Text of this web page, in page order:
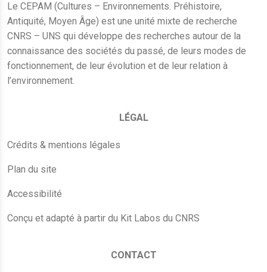
Le CEPAM (Cultures – Environnements. Préhistoire,
Antiquité, Moyen Âge) est une unité mixte de recherche
CNRS – UNS qui développe des recherches autour de la
connaissance des sociétés du passé, de leurs modes de
fonctionnement, de leur évolution et de leur relation à
l’environnement.
LÉGAL
Crédits & mentions légales
Plan du site
Accessibilité
Conçu et adapté à partir du Kit Labos du CNRS
CONTACT